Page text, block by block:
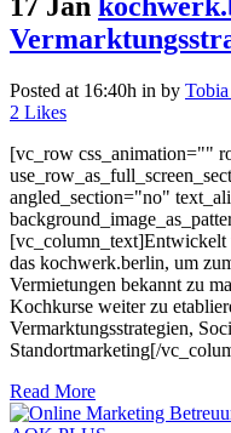
Posted at 16:40h in by
2 Likes
[vc_row css_animation=""
angled_section="no"
[vc_column_text]Entwickelt
das kochwerk.berlin, um
Vermietungen bekannt zu
Kochkurse weiter zu
Vermarktungsstrategien,
Standortmarketing[/
Read More